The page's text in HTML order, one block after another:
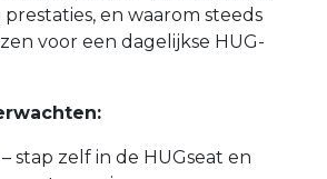
en waarom steeds
voor een dagelijkse HUG-
– stap zelf in de HUGseat en